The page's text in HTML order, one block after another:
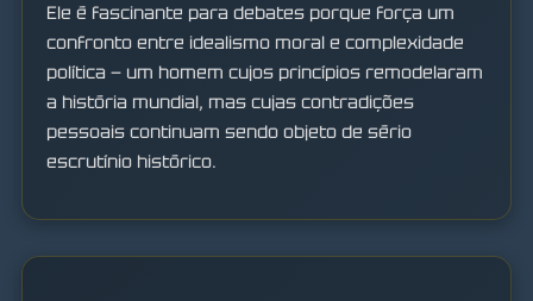
Ele é fascinante para debates porque força um
confronto entre idealismo moral e complexidade
política — um homem cujos princípios remodelaram
a história mundial, mas cujas contradições
pessoais continuam sendo objeto de sério
escrutínio histórico.